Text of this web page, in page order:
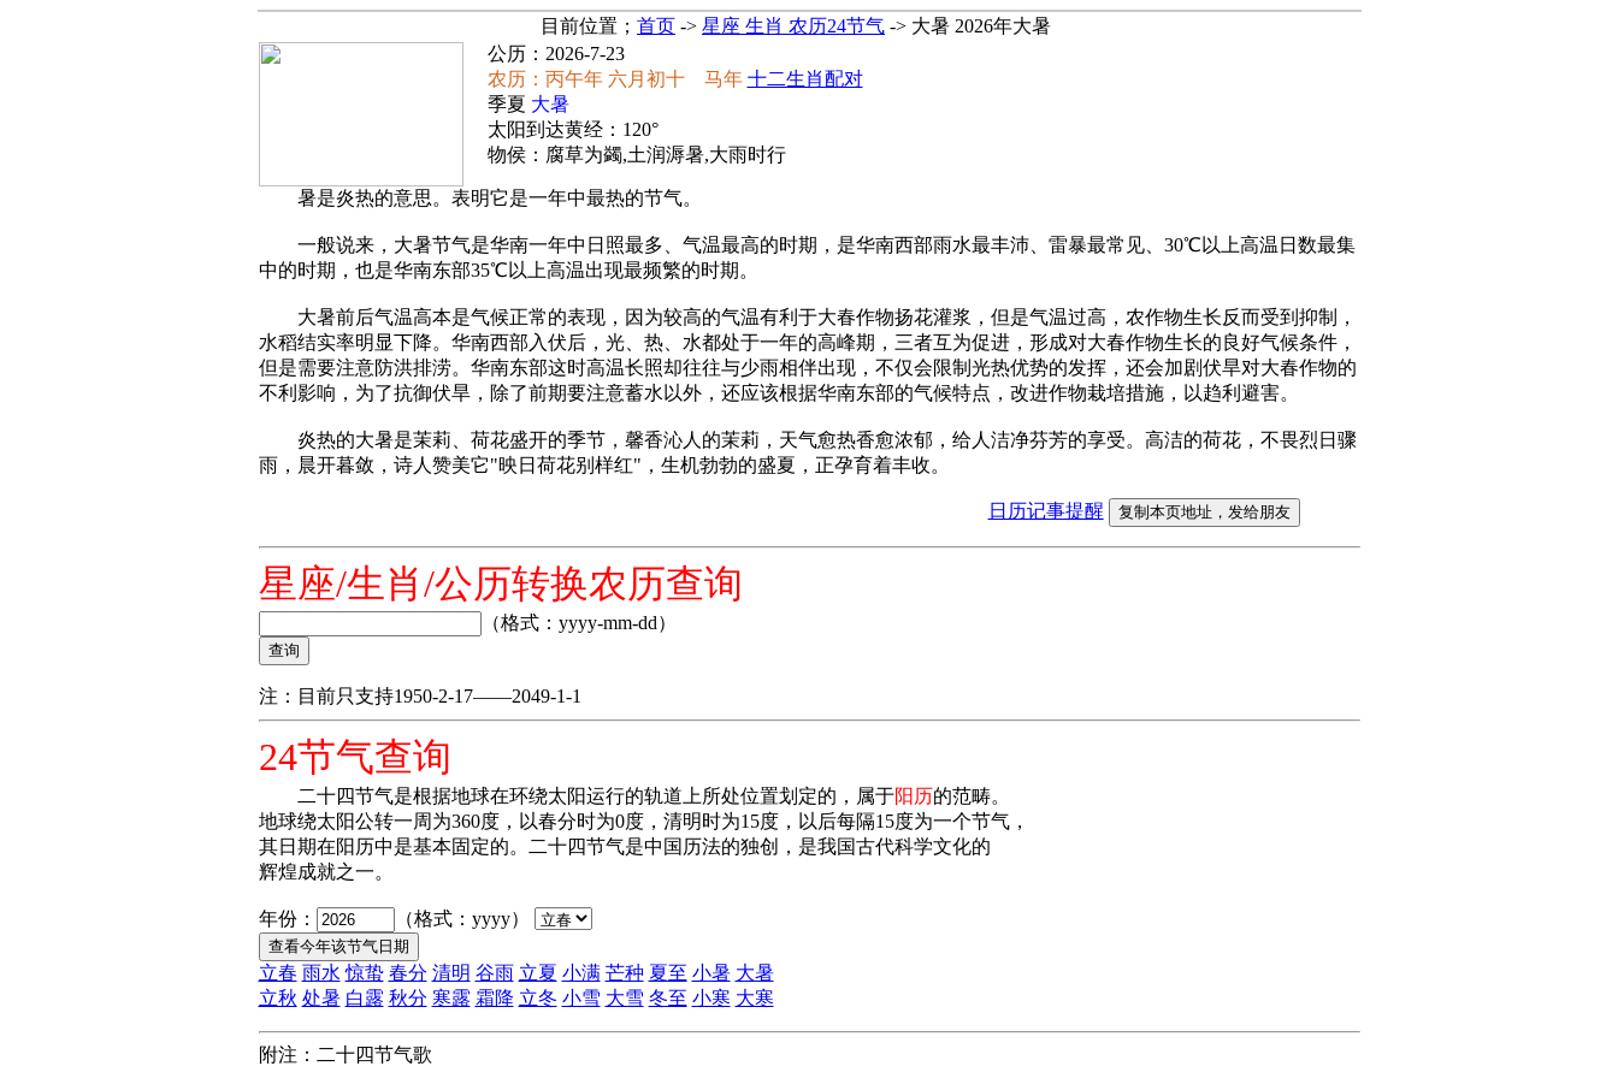
目前位置； 首页 -> 星座 生肖 农历24节气 -> 大暑 2026年大暑
公历：2026-7-23
农历：丙午年 六月初十 马年 十二生肖配对
季夏 大暑
太阳到达黄经：120°
物侯：腐草为蠲,土润溽暑,大雨时行
暑是炎热的意思。表明它是一年中最热的节气。
一般说来，大暑节气是华南一年中日照最多、气温最高的时期，是华南西部雨水最丰沛、雷暴最常见、30℃以上高温日数最集
中的时期，也是华南东部35℃以上高温出现最频繁的时期。
大暑前后气温高本是气候正常的表现，因为较高的气温有利于大春作物扬花灌浆，但是气温过高，农作物生长反而受到抑制，
水稻结实率明显下降。华南西部入伏后，光、热、水都处于一年的高峰期，三者互为促进，形成对大春作物生长的良好气候条件，
但是需要注意防洪排涝。华南东部这时高温长照却往往与少雨相伴出现，不仅会限制光热优势的发挥，还会加剧伏旱对大春作物的
不利影响，为了抗御伏旱，除了前期要注意蓄水以外，还应该根据华南东部的气候特点，改进作物栽培措施，以趋利避害。
炎热的大暑是茉莉、荷花盛开的季节，馨香沁人的茉莉，天气愈热香愈浓郁，给人洁净芬芳的享受。高洁的荷花，不畏烈日骤
雨，晨开暮敛，诗人赞美它"映日荷花别样红"，生机勃勃的盛夏，正孕育着丰收。
日历记事提醒
星座/生肖/公历转换农历查询
（格式：yyyy-mm-dd）
注：目前只支持1950-2-17——2049-1-1
24节气查询
二十四节气是根据地球在环绕太阳运行的轨道上所处位置划定的，属于阳历的范畴。
地球绕太阳公转一周为360度，以春分时为0度，清明时为15度，以后每隔15度为一个节气，
其日期在阳历中是基本固定的。二十四节气是中国历法的独创，是我国古代科学文化的
辉煌成就之一。
年份： （格式：yyyy）
立春 雨水 惊蛰 春分 清明 谷雨 立夏 小满 芒种 夏至 小暑 大暑
立秋 处暑 白露 秋分 寒露 霜降 立冬 小雪 大雪 冬至 小寒 大寒
附注：二十四节气歌